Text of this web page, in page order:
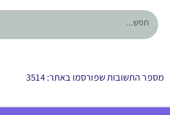
מספר התשובות שפורסמו באתר: 3514